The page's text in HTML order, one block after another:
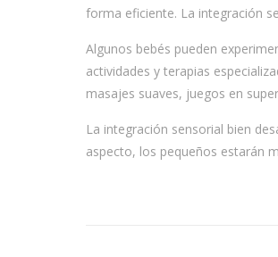
forma eficiente. La integración
Algunos bebés pueden
actividades y terapias
masajes suaves, juegos en
La integración sensorial bien
aspecto, los pequeños estarán